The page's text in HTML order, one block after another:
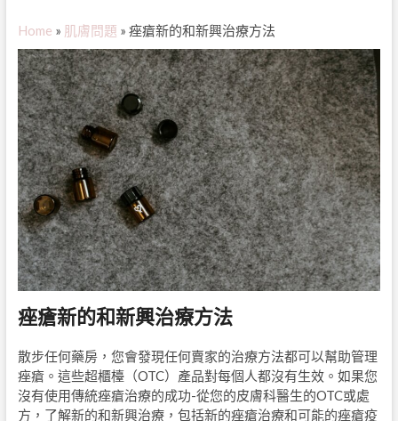
Home » 肌膚問題 » 痤瘡新的和新興治療方法
痤瘡新的和新興治療方法
散步任何藥房，您會發現任何賣家的治療方法都可以幫助管理
痤瘡。這些超櫃檯（OTC）產品對每個人都沒有生效。如果您
沒有使用傳統痤瘡治療的成功-從您的皮膚科醫生的OTC或處
方，了解新的和新興治療，包括新的痤瘡治療和可能的痤瘡疫